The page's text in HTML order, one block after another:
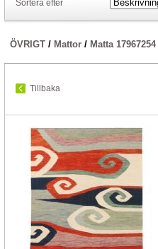
Sortera efter
ÖVRIGT / Mattor / Matta 17967254
Tillbaka